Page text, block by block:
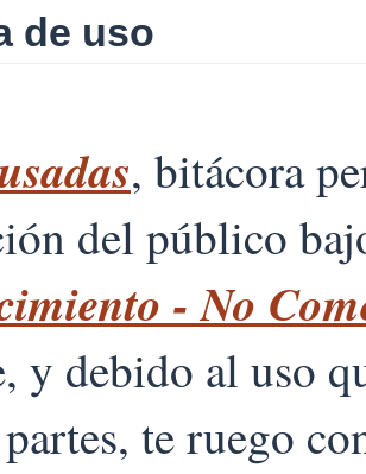
de uso
, bitácora
del público
- No
y debido al uso
te ruego